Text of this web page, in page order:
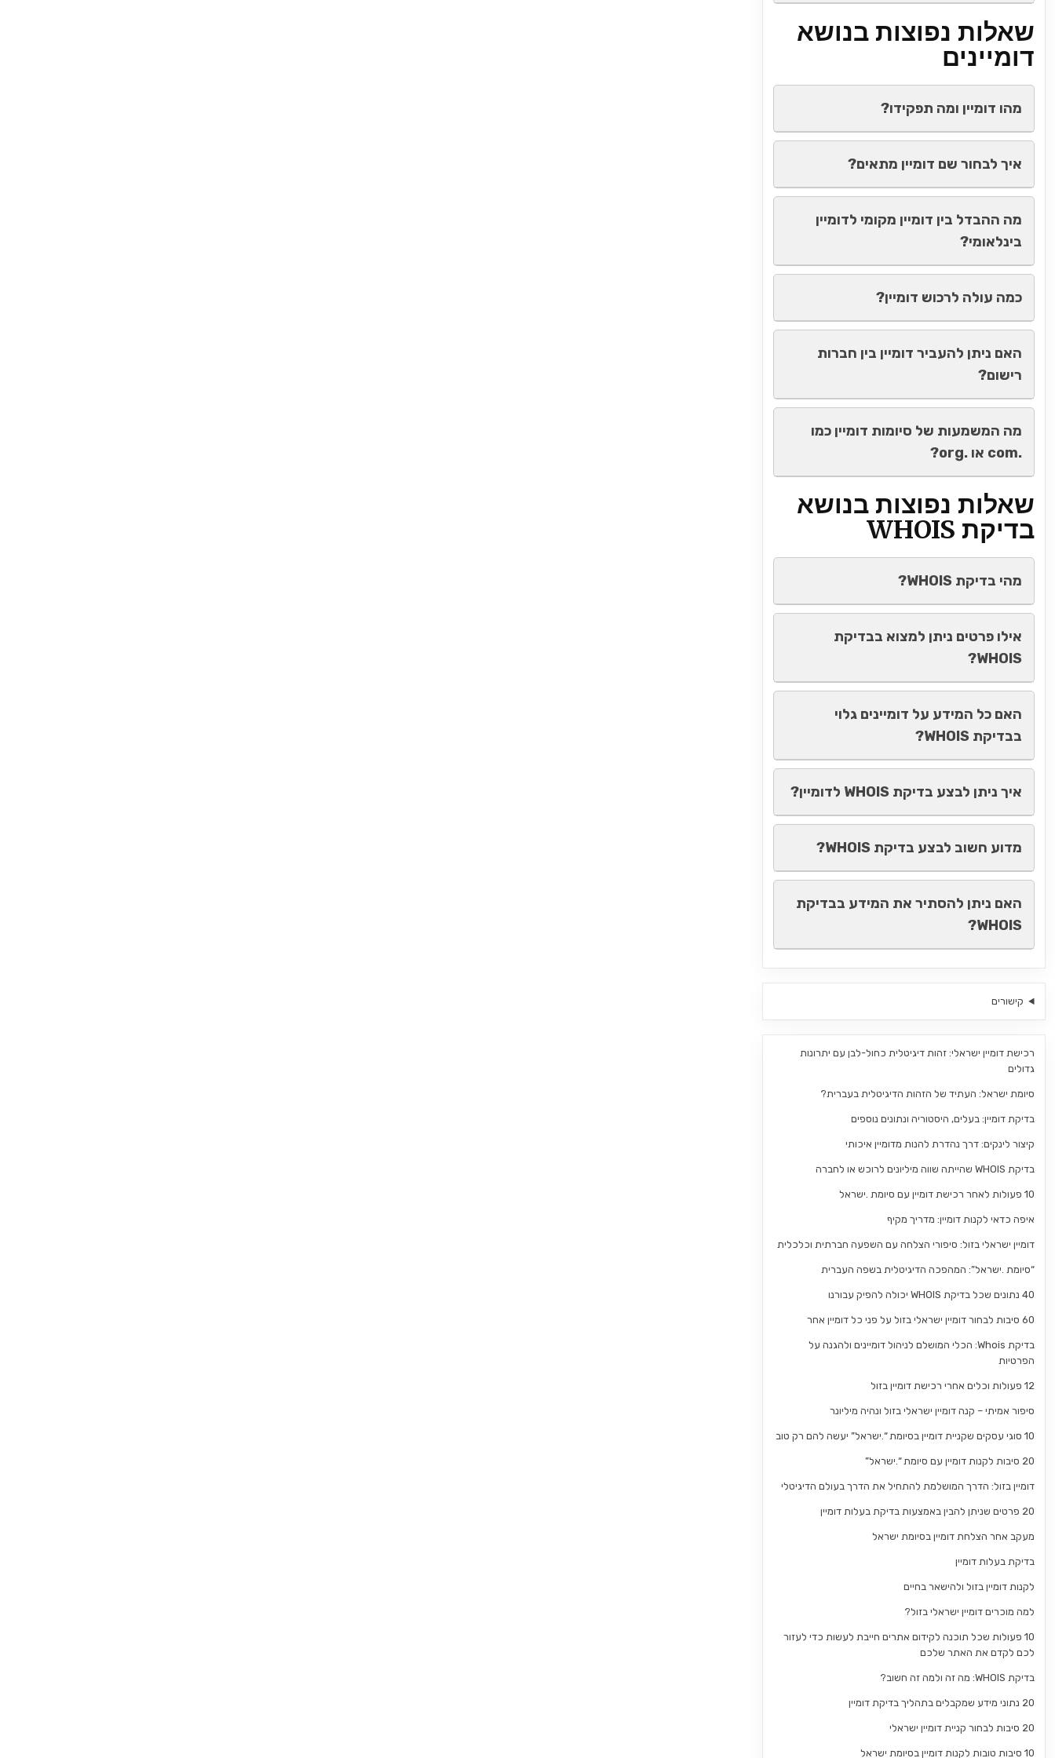
שאלות נפוצות בנושא
דומיינים
מהו דומיין ומה תפקידו?
איך לבחור שם דומיין מתאים?
מה ההבדל בין דומיין מקומי לדומיין
בינלאומי?
כמה עולה לרכוש דומיין?
האם ניתן להעביר דומיין בין חברות
רישום?
מה המשמעות של סיומות דומיין כמו
.com או .org?
שאלות נפוצות בנושא
בדיקת WHOIS
מהי בדיקת WHOIS?
אילו פרטים ניתן למצוא בבדיקת
WHOIS?
האם כל המידע על דומיינים גלוי
בבדיקת WHOIS?
איך ניתן לבצע בדיקת WHOIS לדומיין?
מדוע חשוב לבצע בדיקת WHOIS?
האם ניתן להסתיר את המידע בבדיקת
WHOIS?
קישורים
רכישת דומיין ישראלי: זהות דיגיטלית כחול-לבן עם יתרונות
גדולים
סיומת ישראל: העתיד של הזהות הדיגיטלית בעברית?
בדיקת דומיין: בעלים, היסטוריה ונתונים נוספים
קיצור לינקים: דרך נהדרת להנות מדומיין איכותי
בדיקת WHOIS שהייתה שווה מיליונים לרוכש או לחברה
10 פעולות לאחר רכישת דומיין עם סיומת .ישראל
איפה כדאי לקנות דומיין: מדריך מקיף
דומיין ישראלי בזול: סיפורי הצלחה עם השפעה חברתית וכלכלית
“סיומת .ישראל”: המהפכה הדיגיטלית בשפה העברית
40 נתונים שכל בדיקת WHOIS יכולה להפיק עבורנו
60 סיבות לבחור דומיין ישראלי בזול על פני כל דומיין אחר
בדיקת Whois: הכלי המושלם לניהול דומיינים ולהגנה על
הפרטיות
12 פעולות וכלים אחרי רכישת דומיין בזול
סיפור אמיתי – קנה דומיין ישראלי בזול ונהיה מיליונר
10 סוגי עסקים שקניית דומיין בסיומת “.ישראל” יעשה להם רק טוב
20 סיבות לקנות דומיין עם סיומת “.ישראל”
דומיין בזול: הדרך המושלמת להתחיל את הדרך בעולם הדיגיטלי
20 פרטים שניתן להבין באמצעות בדיקת בעלות דומיין
מעקב אחר הצלחת דומיין בסיומת ישראל
בדיקת בעלות דומיין
לקנות דומיין בזול ולהישאר בחיים
למה מוכרים דומיין ישראלי בזול?
10 פעולות שכל תוכנה לקידום אתרים חייבת לעשות כדי לעזור
לכם לקדם את האתר שלכם
בדיקת WHOIS: מה זה ולמה זה חשוב?
20 נתוני מידע שמקבלים בתהליך בדיקת דומיין
20 סיבות לבחור קניית דומיין ישראלי
10 סיבות טובות לקנות דומיין בסיומת ישראל